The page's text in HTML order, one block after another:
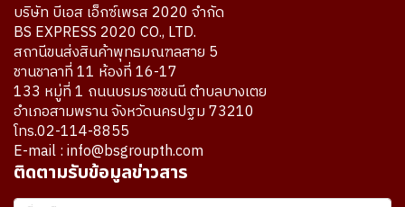
บริษัท บีเอส เอ็กซ์เพรส 2020 จำกัด
BS EXPRESS 2020 CO., LTD.
สถานีขนส่งสินค้าพุทธมณฑลสาย 5
ชานชาลาที่ 11 ห้องที่ 16-17
133 หมู่ที่ 1 ถนนบรมราชชนนี ตำบลบางเตย
อำเภอสามพราน จังหวัดนครปฐม 73210
โทร.02-114-8855
E-mail : info@bsgroupth.com
ติดตามรับข้อมูลข่าวสาร